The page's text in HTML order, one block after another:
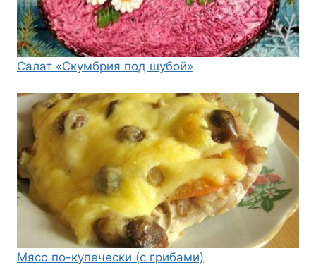
Салат «Скумбрия под шубой»
Мясо по-купечески (с грибами)